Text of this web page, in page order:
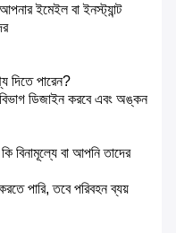
ইমেইল বা ইনস্ট্যান্ট
পারেন?
ডিজাইন করবে এবং অঙ্কন
বিনামূল্যে বা আপনি তাদের
পারি, তবে পরিবহন ব্যয়